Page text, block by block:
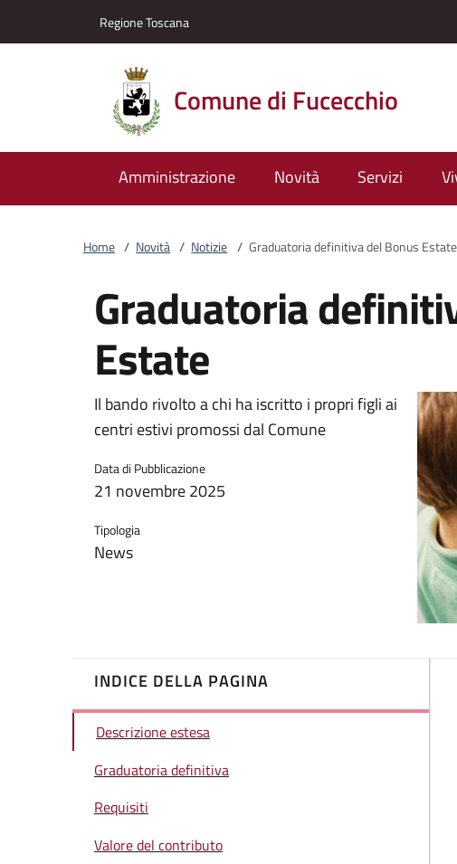
Regione Toscana
Comune di Fucecchio
Amministrazione Novità Servizi
Home / Novità / Notizie / Graduatoria definitiva del Bonus Estate
Graduatoria
Estate
Il bando rivolto a chi ha iscritto i propri figli ai
centri estivi promossi dal Comune
Data di Pubblicazione
21 novembre 2025
Tipologia
News
INDICE DELLA PAGINA
Descrizione estesa
Graduatoria definitiva
Requisiti
Valore del contributo